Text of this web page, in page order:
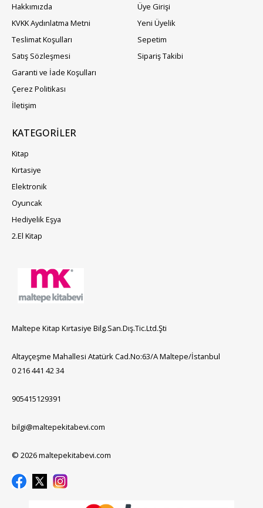
Hakkımızda
KVKK Aydınlatma Metni
Teslimat Koşulları
Satış Sözleşmesi
Garanti ve İade Koşulları
Çerez Politikası
İletişim
Üye Girişi
Yeni Üyelik
Sepetim
Sipariş Takibi
KATEGORILER
Kitap
Kırtasiye
Elektronik
Oyuncak
Hediyelik Eşya
2.El Kitap
Maltepe Kitap Kırtasiye Bilg.San.Dış.Tic.Ltd.Şti
Altayçeşme Mahallesi Atatürk Cad.No:63/A Maltepe/İstanbul
0 216 441 42 34
905415129391
bilgi@maltepekitabevi.com
© 2026 maltepekitabevi.com